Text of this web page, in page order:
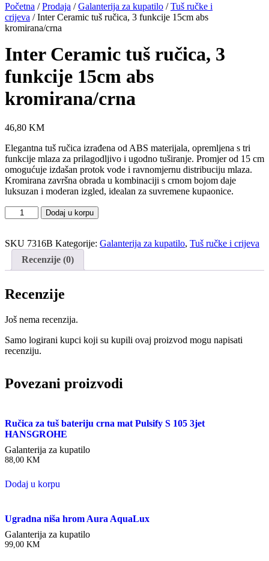
Početna /Prodaja /Galanterija za kupatilo /Tuš ručke i
crijeva / Inter Ceramic tuš ručica, 3 funkcije 15cm abs
kromirana/crna
Inter Ceramic tuš ručica, 3
funkcije 15cm abs
kromirana/crna
46,80 KM
Elegantna tuš ručica izrađena od ABS materijala, opremljena s tri
funkcije mlaza za prilagodljivo i ugodno tuširanje. Promjer od 15 cm
omogućuje izdašan protok vode i ravnomjernu distribuciju mlaza.
Kromirana završna obrada u kombinaciji s crnom bojom daje
luksuzan i moderan izgled, idealan za suvremene kupaonice.
Inter
Ceramic
ručica,
funkcije
kromirana/crna
Dodaj u korpu
SKU 7316B Kategorije: Galanterija za kupatilo, Tuš ručke i crijeva
Recenzije (0)
Recenzije
Još nema recenzija.
Samo logirani kupci koji su kupili ovaj proizvod mogu napisati
recenziju.
Povezani proizvodi
Ručica za tuš bateriju crna mat Pulsify S 105 3jet
HANSGROHE
Galanterija za kupatilo
88,00 KM
Dodaj u korpu
Ugradna niša hrom Aura AquaLux
Galanterija za kupatilo
99,00 KM